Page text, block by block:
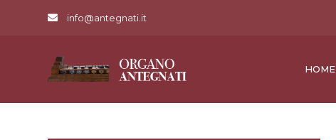
info@antegnati.it
HOME